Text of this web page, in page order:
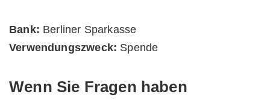
Bank: Berliner Sparkasse
Verwendungszweck: Spende
Wenn Sie Fragen haben